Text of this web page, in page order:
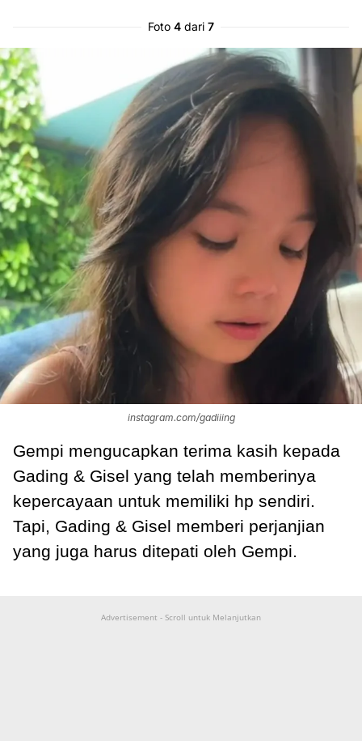
Foto 4 dari 7
instagram.com/gadiiing
Gempi mengucapkan terima kasih kepada
Gading & Gisel yang telah memberinya
kepercayaan untuk memiliki hp sendiri.
Tapi, Gading & Gisel memberi perjanjian
yang juga harus ditepati oleh Gempi.
Advertisement - Scroll untuk Melanjutkan